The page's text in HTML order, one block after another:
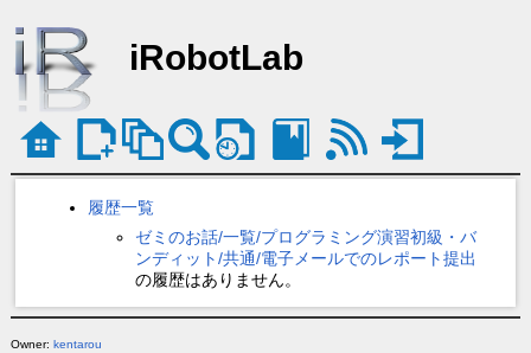
iRobotLab
履歴一覧
ゼミのお話/一覧/プログラミング演習初級・バ
ンディット/共通/電子メールでのレポート提出
の履歴はありません。
Owner: kentarou